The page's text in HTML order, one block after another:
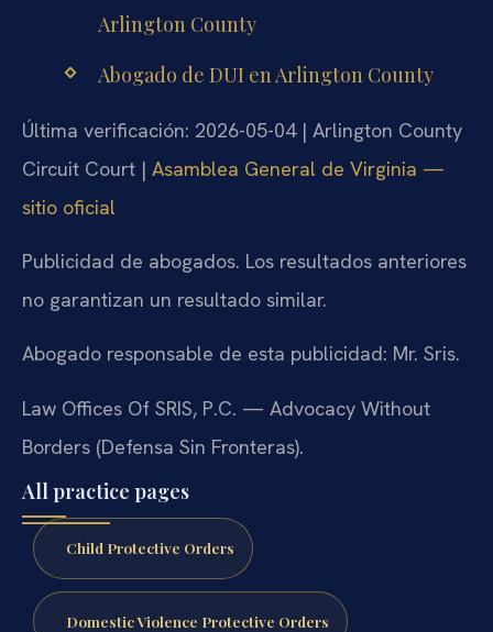
Arlington County
Abogado de DUI en Arlington County
Última verificación: 2026-05-04 | Arlington County
Circuit Court | Asamblea General de Virginia —
sitio oficial
Publicidad de abogados. Los resultados anteriores
no garantizan un resultado similar.
Abogado responsable de esta publicidad: Mr. Sris.
Law Offices Of SRIS, P.C. — Advocacy Without
Borders (Defensa Sin Fronteras).
All practice pages
Child Protective Orders
Domestic Violence Protective Orders